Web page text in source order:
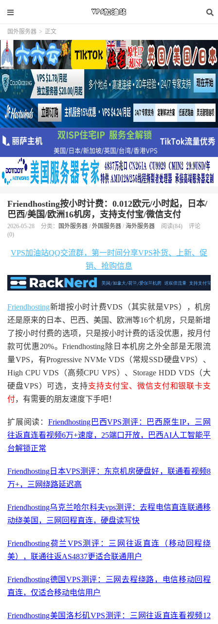
国外服务器 > 正文
Friendhosting按小时计费：0.012欧元/小时起，日本/
巴西/美国/欧洲16机房，支持支付宝/微信支付
2026-05-28 分类： 国外服务器 / 外国服务器 / 海外服务器 阅读(84)
评论
(0)
VPS加油站QQ交流群，第一时间分享VPS补货、上新、促
销、抢购信息
Friendhosting新增按小时计费VDS（其实就是VPS），机房
还是原来的日本、巴西、美国、欧洲等16个机房，只是新增
了按小时付费的选项，只是按小时计费的话没优惠，按月付
款可优惠20%。Friendhosting除日本机房之外全部是无限流
量VPS，有Progressive NVMe VDS（常规SSD硬盘VPS）、
High CPU VDS（高频CPU VPS）、Storage HDD VDS（大
硬盘VPS）可选，支持支持支付宝、微信支付和银联卡支
付，有需要的朋友速度下手吧！
扩展阅读： Friendhosting巴西VPS测评：巴西原生IP，三网
往返直连看视频6万+速度，25端口开放，巴西AI人工智能平
台解锁正常
Friendhosting日本VPS测评：东京机房硬盘好，联通看视频8
万+，三网绕路延迟高
Friendhosting乌克兰哈尔科夫vps测评：去程电信直连联通移
动绕美国，三网回程直连，硬盘读写快
Friendhosting荷兰VPS测评：三网往返直连（移动回程绕
美），联通往返AS4837更适合联通用户
Friendhosting德国VPS测评：三网去程绕路，电信移动回程
直连，仅适合移动电信用户
Friendhosting美国洛杉矶VPS测评：三网往返直连看视频12